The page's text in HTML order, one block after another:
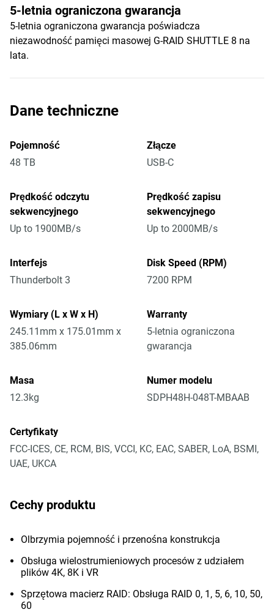
5-letnia ograniczona gwarancja
5-letnia ograniczona gwarancja poświadcza
niezawodność pamięci masowej G-RAID SHUTTLE 8 na
lata.
Dane techniczne
Pojemność
48 TB
Złącze
USB-C
Prędkość odczytu
sekwencyjnego
Up to 1900MB/s
Prędkość zapisu
sekwencyjnego
Up to 2000MB/s
Interfejs
Thunderbolt 3
Disk Speed (RPM)
7200 RPM
Wymiary (L x W x H)
245.11mm x 175.01mm x
385.06mm
Warranty
5-letnia ograniczona
gwarancja
Masa
12.3kg
Numer modelu
SDPH48H-048T-MBAAB
Certyfikaty
FCC-ICES, CE, RCM, BIS, VCCI, KC, EAC, SABER, LoA, BSMI,
UAE, UKCA
Cechy produktu
Olbrzymia pojemność i przenośna konstrukcja
Obsługa wielostrumieniowych procesów z udziałem
plików 4K, 8K i VR
Sprzętowa macierz RAID: Obsługa RAID 0, 1, 5, 6, 10, 50,
60